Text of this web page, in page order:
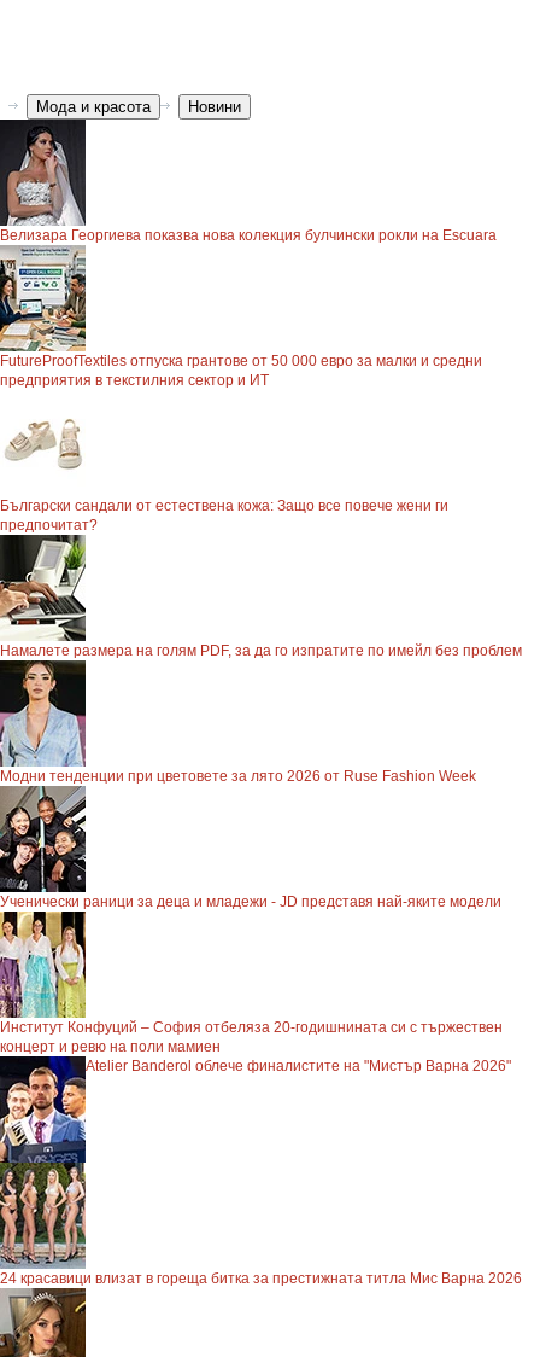
Мода и красота Новини
Велизара Георгиева показва нова колекция булчински рокли на Escuara
FutureProofTextiles отпуска грантове от 50 000 евро за малки и средни
предприятия в текстилния сектор и ИТ
Български сандали от естествена кожа: Защо все повече жени ги
предпочитат?
Намалете размера на голям PDF, за да го изпратите по имейл без проблем
Модни тенденции при цветовете за лято 2026 от Ruse Fashion Week
Ученически раници за деца и младежи - JD представя най-яките модели
Институт Конфуций – София отбеляза 20-годишнината си с тържествен
концерт и ревю на поли мамиен
Atelier Banderol облече финалистите на "Мистър Варна 2026"
24 красавици влизат в гореща битка за престижната титла Мис Варна 2026